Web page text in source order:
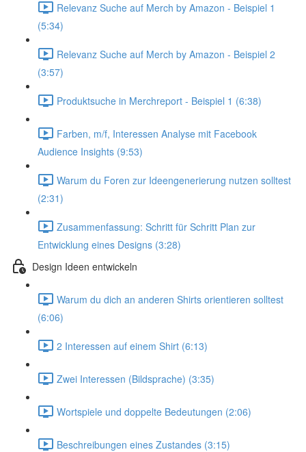
Relevanz Suche auf Merch by Amazon - Beispiel 1
(5:34)
Relevanz Suche auf Merch by Amazon - Beispiel 2
(3:57)
Produktsuche in Merchreport - Beispiel 1 (6:38)
Farben, m/f, Interessen Analyse mit Facebook
Audience Insights (9:53)
Warum du Foren zur Ideengenerierung nutzen solltest
(2:31)
Zusammenfassung: Schritt für Schritt Plan zur
Entwicklung eines Designs (3:28)
Design Ideen entwickeln
Warum du dich an anderen Shirts orientieren solltest
(6:06)
2 Interessen auf einem Shirt (6:13)
Zwei Interessen (Bildsprache) (3:35)
Wortspiele und doppelte Bedeutungen (2:06)
Beschreibungen eines Zustandes (3:15)